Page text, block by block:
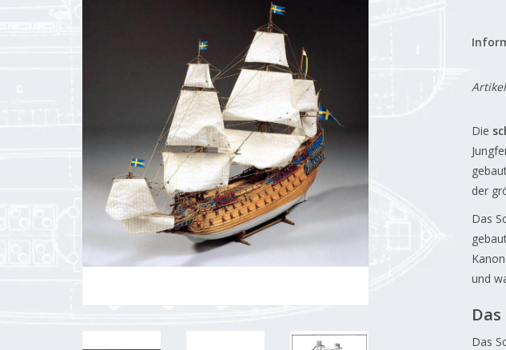
Die
der
Das
und
Das